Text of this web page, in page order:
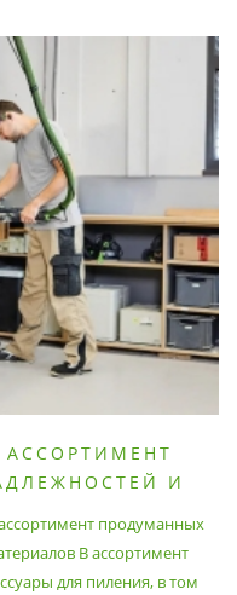
АССОРТИМЕНТ
И
продуманных
В ассортимент
для пиления, в том